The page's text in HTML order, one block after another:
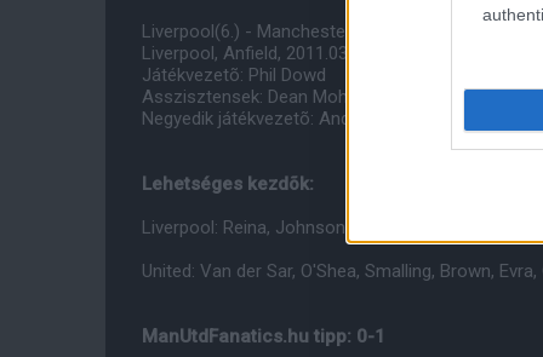
Liverpool(6.) - Manchester United(1.)
Liverpool, Anfield, 2011.03.06. 14:30
Játékvezetõ: Phil Dowd
Asszisztensek: Dean Mohareb és Glenn Turner
Negyedik játékvezetõ: André Marriner
Lehetséges kezdõk:
Liverpool: Reina, Johnson, Skrtel, Carragher,
United: Van der Sar, O'Shea, Smalling, Brown,
ManUtdFanatics.hu tipp: 0-1